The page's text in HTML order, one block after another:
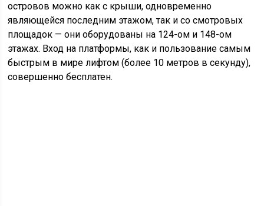
островов можно как с крыши, одновременно
являющейся последним этажом, так и со смотровых
площадок — они оборудованы на 124-ом и 148-ом
этажах. Вход на платформы, как и пользование самым
быстрым в мире лифтом (более 10 метров в секунду),
совершенно бесплатен.